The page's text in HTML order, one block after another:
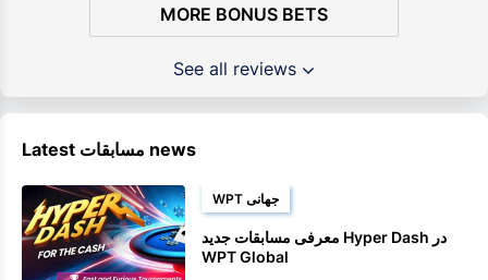
MORE BONUS BETS
See all reviews
Latest مسابقات news
WPT جهانی
معرفی مسابقات جدید Hyper Dash در
WPT Global